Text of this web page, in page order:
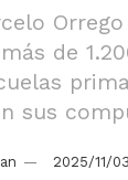
de
sus
2025/11/03